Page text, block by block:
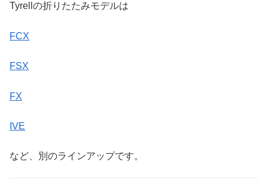
Tyrellの折りたたみモデルは
FCX
FSX
FX
IVE
など、別のラインアップです。